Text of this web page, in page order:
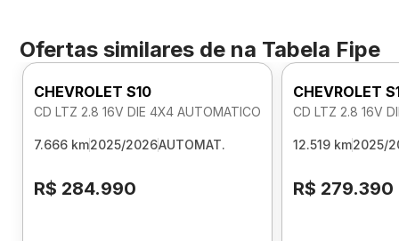
Ofertas similares de na Tabela Fipe
CHEVROLET S10
CD LTZ 2.8 16V DIE 4X4 AUTOMATICO
7.666 km2025/2026AUTOMAT.
R$ 284.990
CHEVROLET
CD LTZ 2.8 16V
12.519 km2025/
R$ 279.390